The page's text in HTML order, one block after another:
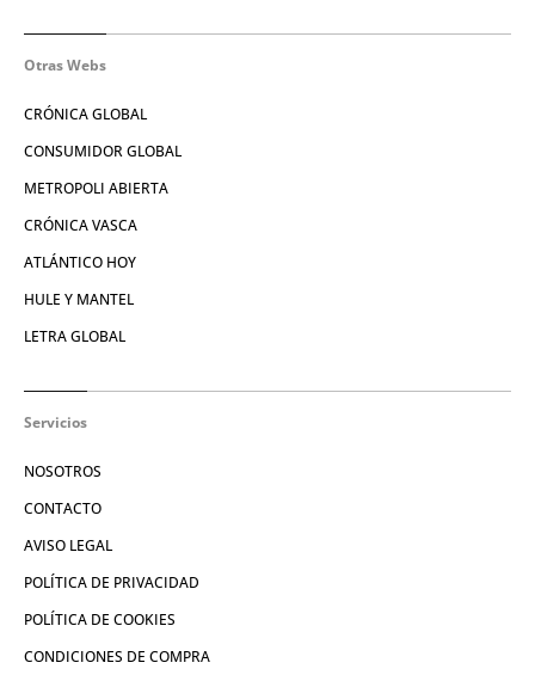
Otras Webs
CRÓNICA GLOBAL
CONSUMIDOR GLOBAL
METROPOLI ABIERTA
CRÓNICA VASCA
ATLÁNTICO HOY
HULE Y MANTEL
LETRA GLOBAL
Servicios
NOSOTROS
CONTACTO
AVISO LEGAL
POLÍTICA DE PRIVACIDAD
POLÍTICA DE COOKIES
CONDICIONES DE COMPRA